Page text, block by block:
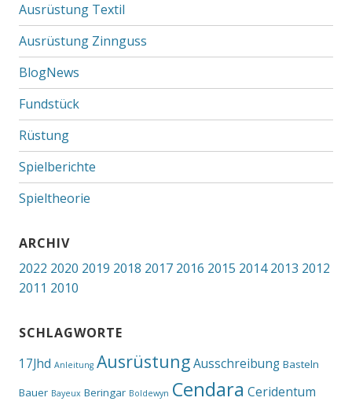
Ausrüstung Textil
Ausrüstung Zinnguss
BlogNews
Fundstück
Rüstung
Spielberichte
Spieltheorie
ARCHIV
2022 2020 2019 2018 2017 2016 2015 2014 2013 2012
2011 2010
SCHLAGWORTE
17Jhd Anleitung Ausrüstung Ausschreibung Basteln
Bauer Bayeux Beringar Boldewyn Cendara Ceridentum